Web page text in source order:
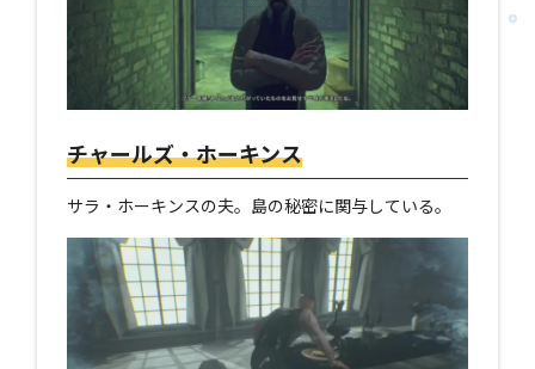
チャールズ・ホーキンス
サラ・ホーキンスの夫。島の秘密に関与している。